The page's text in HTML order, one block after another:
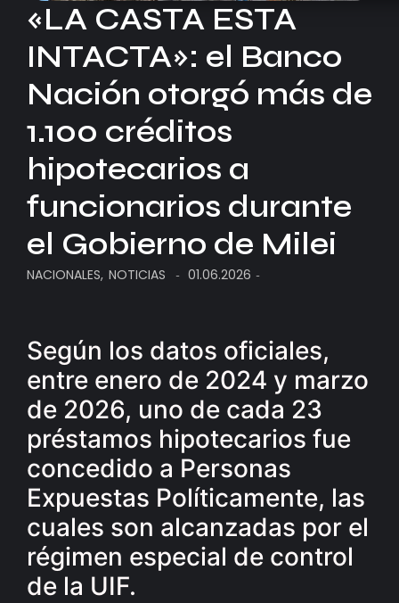
«LA CASTA ESTA
INTACTA»: el Banco
Nación otorgó más de
1.100 créditos
hipotecarios a
funcionarios durante
el Gobierno de Milei
NACIONALES, NOTICIAS - 01.06.2026 -
Según los datos oficiales,
entre enero de 2024 y marzo
de 2026, uno de cada 23
préstamos hipotecarios fue
concedido a Personas
Expuestas Políticamente, las
cuales son alcanzadas por el
régimen especial de control
de la UIF.